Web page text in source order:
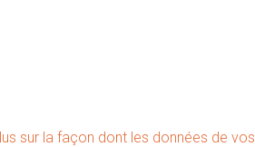
sur la façon dont les données de vos